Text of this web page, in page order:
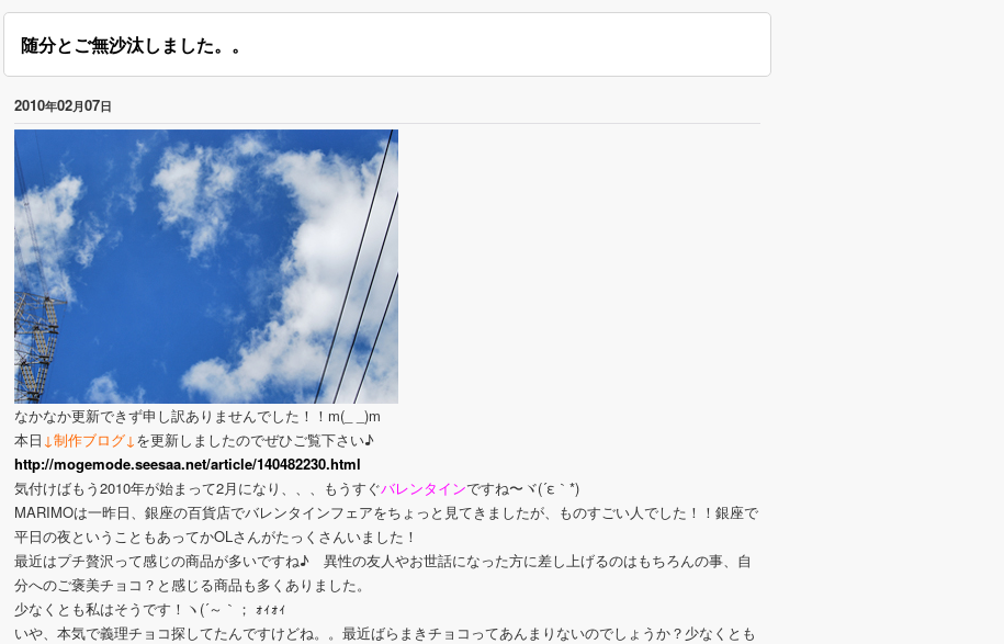
随分とご無沙汰しました。。
2010年02月07日
なかなか更新できず申し訳ありませんでした！！m(_ _)m
本日 ↓制作ブログ↓を更新しましたのでぜひご覧下さい♪
http://mogemode.seesaa.net/article/140482230.html
気付けばもう2010年が始まって2月になり、、、もうすぐバレンタインですね〜ヾ(´ε｀*)ゝ
MARIMOは一昨日、銀座の百貨店でバレンタインフェアをちょっと見てきましたが、ものすごい人でした！！銀座で
平日の夜ということもあってかOLさんがたっくさんいました！
最近はプチ贅沢って感じの商品が多いですね♪ 異性の友人やお世話になった方に差し上げるのはもちろんの事、自
分へのご褒美チョコ？と感じる商品も多くありました。
少なくとも私はそうです！ヽ(´～｀； ｫｨｫｨ
いや、本気で義理チョコ探してたんですけどね。。最近ばらまきチョコってあんまりないのでしょうか？少なくとも